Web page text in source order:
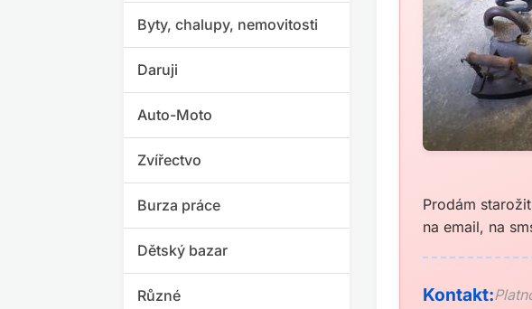
Byty, chalupy, nemovitosti
Daruji
Auto-Moto
Zvířectvo
Burza práce
Dětský bazar
Různé
Prodám
na email, na
Kontakt: